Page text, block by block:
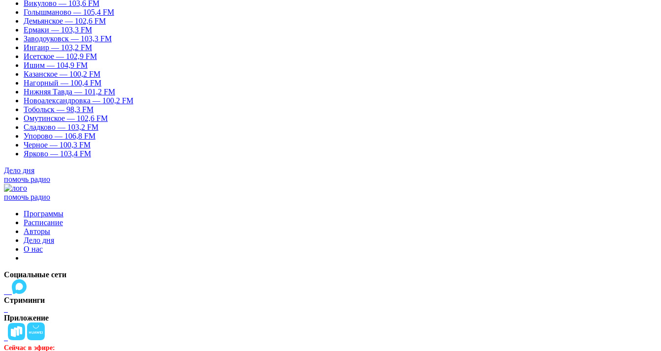
Викулово — 103,6 FM
Голышманово — 105,4 FM
Демьянское — 102,6 FM
Ермаки — 103,3 FM
Заводоуковск — 103,3 FM
Ингаир — 103,2 FM
Исетское — 102,9 FM
Ишим — 104,9 FM
Казанское — 100,2 FM
Нагорный — 100,4 FM
Нижняя Тавда — 101,2 FM
Новоалександровка — 100,2 FM
Тобольск — 98,3 FM
Омутинское — 102,6 FM
Сладково — 103,2 FM
Упорово — 106,8 FM
Черное — 100,3 FM
Ярково — 103,4 FM
Дело дня
помочь радио
помочь радио
Программы
Расписание
Авторы
Дело дня
О нас
Социальные сети
Стриминги
Приложение
Сейчас в эфире: